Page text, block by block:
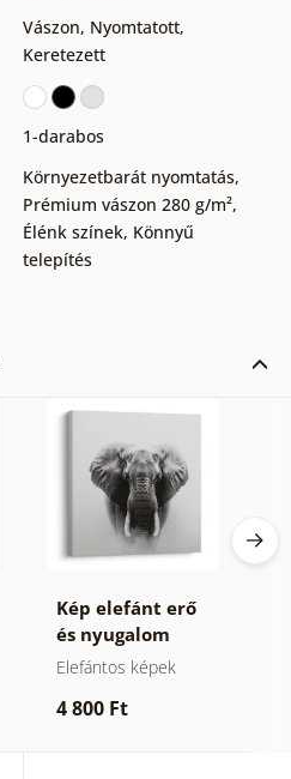
Vászon, Nyomtatott,
Keretezett
1-darabos
Környezetbarát nyomtatás,
Prémium vászon 280 g/m²,
Élénk színek, Könnyű
telepítés
Kép elefánt erő
és nyugalom
Elefántos képek
4 800 Ft